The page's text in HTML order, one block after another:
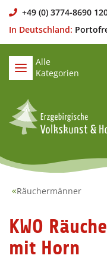
+49 (0) 3774-8690
In Deutschland:
Alle
Kategorien
Räuchermänner
KWO
mit Horn